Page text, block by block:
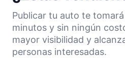
Publicar tu auto te
minutos y sin ningún
mayor visibilidad y
personas interesadas.